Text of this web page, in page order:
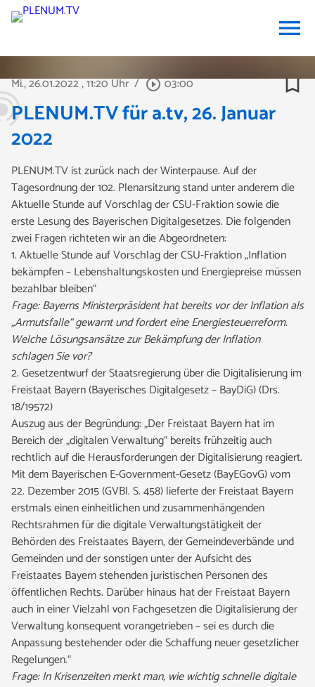
menu
Mi., 26.01.2022, 11:20 Uhr / play_circle_outline03:00 bookmark_border
PLENUM.TV für a.tv, 26. Januar
2022
PLENUM.TV ist zurück nach der Winterpause. Auf der
Tagesordnung der 102. Plenarsitzung stand unter anderem die
Aktuelle Stunde auf Vorschlag der CSU-Fraktion sowie die
erste Lesung des Bayerischen Digitalgesetzes. Die folgenden
zwei Fragen richteten wir an die Abgeordneten:
1. Aktuelle Stunde auf Vorschlag der CSU-Fraktion „Inflation
bekämpfen – Lebenshaltungskosten und Energiepreise müssen
bezahlbar bleiben“
Frage: Bayerns Ministerpräsident hat bereits vor der Inflation als
„Armutsfalle“ gewarnt und fordert eine Energiesteuerreform.
Welche Lösungsansätze zur Bekämpfung der Inflation
schlagen Sie vor?
2. Gesetzentwurf der Staatsregierung über die Digitalisierung im
Freistaat Bayern (Bayerisches Digitalgesetz – BayDiG) (Drs.
18/19572)
Auszug aus der Begründung: „Der Freistaat Bayern hat im
Bereich der „digitalen Verwaltung“ bereits frühzeitig auch
rechtlich auf die Herausforderungen der Digitalisierung reagiert.
Mit dem Bayerischen E-Government-Gesetz (BayEGovG) vom
22. Dezember 2015 (GVBl. S. 458) lieferte der Freistaat Bayern
erstmals einen einheitlichen und zusammenhängenden
Rechtsrahmen für die digitale Verwaltungstätigkeit der
Behörden des Freistaates Bayern, der Gemeindeverbände und
Gemeinden und der sonstigen unter der Aufsicht des
Freistaates Bayern stehenden juristischen Personen des
öffentlichen Rechts. Darüber hinaus hat der Freistaat Bayern
auch in einer Vielzahl von Fachgesetzen die Digitalisierung der
Verwaltung konsequent vorangetrieben – sei es durch die
Anpassung bestehender oder die Schaffung neuer gesetzlicher
Regelungen.“
Frage: In Krisenzeiten merkt man, wie wichtig schnelle digitale